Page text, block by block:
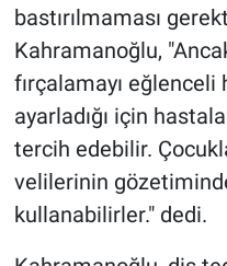
bastırılmaması
Kahramanoğlu,
fırçalamayı
ayarladığı için
tercih edebilir.
velilerinin
kullanabilirler." dedi.